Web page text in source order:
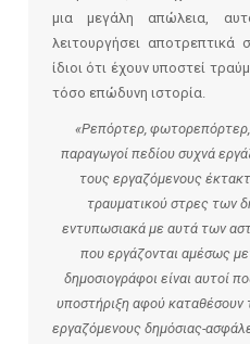
μια μεγάλη απώλεια,
λειτουργήσει
ίδιοι ότι έχουν υποστεί
τόσο επώδυνη ιστορία.
«Ρεπόρτερ, φωτορεπόρτερ,
παραγωγοί πεδίου συχνά
τους εργαζόμενους
τραυματικού στρες των
εντυπωσιακά με αυτά των
που εργάζονται αμέσως
δημοσιογράφοι είναι αυτοί
υποστήριξη αφού καταθέσουν
εργαζόμενους δημόσιας-